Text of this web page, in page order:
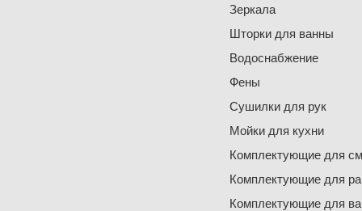
Зеркала
Шторки для ванны
Водоснабжение
Фены
Сушилки для рук
Мойки для кухни
Комплектующие для
Комплектующие для
Комплектующие для